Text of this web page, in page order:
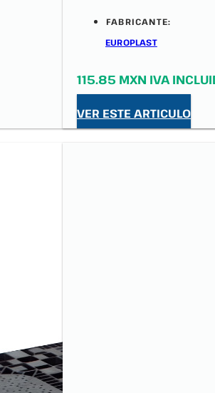
FABRICANTE:
EUROPLAST
115.85 MXN IVA
VER ESTE ARTICULO